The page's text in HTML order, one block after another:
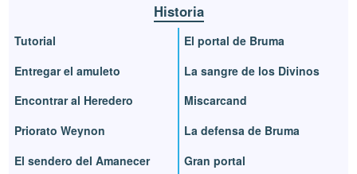
Historia
Tutorial
Entregar el amuleto
Encontrar al Heredero
Priorato Weynon
El sendero del Amanecer
El portal de Bruma
La sangre de los Divinos
Miscarcand
La defensa de Bruma
Gran portal